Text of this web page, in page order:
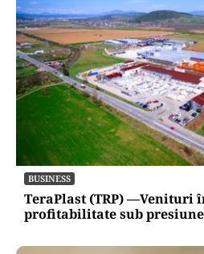
BUSINESS
TeraPlast (TRP) —Venituri
profitabilitate sub presiune